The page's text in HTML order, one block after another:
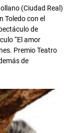
(Ciudad Real)
Toledo con el
de
“El amor
Premio Teatro
de